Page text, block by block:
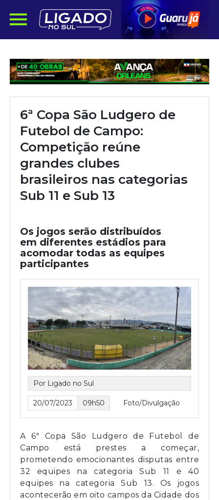
6ª Copa São Ludgero de
Futebol de Campo:
Competição reúne
grandes clubes
brasileiros nas categorias
Sub 11 e Sub 13
Os jogos serão distribuídos
em diferentes estádios para
acomodar todas as equipes
participantes
Por Ligado no Sul
20/07/2023 09h50 Foto/Divulgação
A 6ª Copa São Ludgero de Futebol de
Campo está prestes a começar,
prometendo emocionantes disputas entre
32 equipes na categoria Sub 11 e 40
equipes na categoria Sub 13. Os jogos
acontecerão em oito campos da Cidade dos